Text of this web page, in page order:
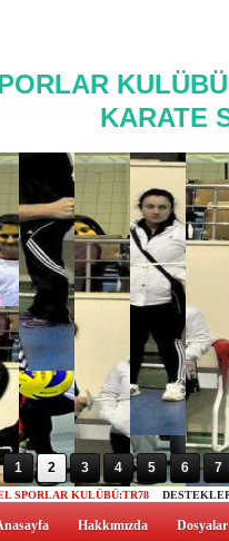
KARATE
1 2 3 4 5 6 7
SPORLAR KULÜBÜ:TR78
Hakkımızda Dosyalar